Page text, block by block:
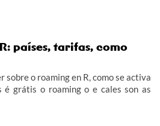
países, tarifas, como
sobre o roaming en R, como se activa
é grátis o roaming o e cales son as